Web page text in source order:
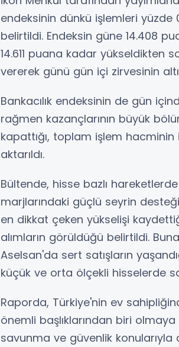
endeksinin dünkü işlemleri yüzde
belirtildi. Endeksin güne 14.408
14.611 puana kadar yükseldikten
vererek günü gün içi zirvesinin
Bankacılık endeksinin de gün
rağmen kazançlarının büyük
kapattığı, toplam işlem
aktarıldı.
Bültende, hisse bazlı hareketlerde
marjlarındaki güçlü seyrin
en dikkat çeken yükselişi
alımların görüldüğü belirtildi.
Aselsan'da sert satışların
küçük ve orta ölçekli hisselerde
Raporda, Türkiye'nin ev
önemli başlıklarından biri
savunma ve güvenlik konularıyla